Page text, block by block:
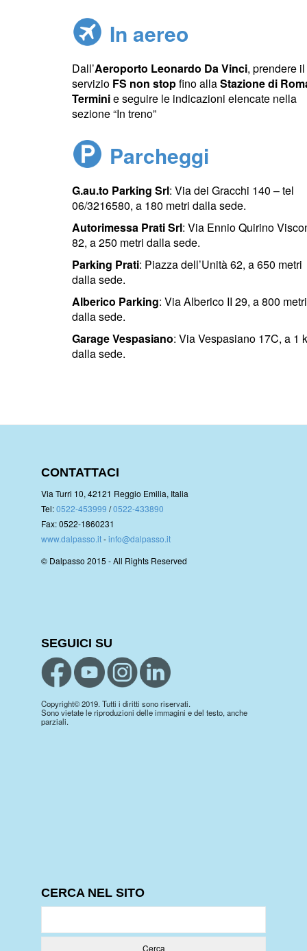
In aereo
Dall’Aeroporto Leonardo Da Vinci, prendere il
servizio FS non stopfino allaStazione di
Terminie seguire le indicazioni elencate nella
sezione “In treno”
Parcheggi
G.au.to Parking Srl: Via dei Gracchi 140 – tel
06/3216580, a 180 metri dalla sede.
Autorimessa Prati Srl: Via Ennio Quirino
82, a 250 metri dalla sede.
Parking Prati: Piazza dell’Unità 62, a 650 metri
dalla sede.
Alberico Parking: Via Alberico II 29, a 800 metri
dalla sede.
Garage Vespasiano: Via Vespasiano 17C, a 1
dalla sede.
CONTATTACI
Via Turri 10, 42121 Reggio Emilia, Italia
Tel:0522-453999 /0522-433890
Fax: 0522-1860231
www.dalpasso.it-info@dalpasso.it
© Dalpasso 2015 - All Rights Reserved
SEGUICI SU
Copyright© 2019. Tutti i diritti sono riservati.
Sono vietate le riproduzioni delle immagini e del testo, anche
parziali.
CERCA NEL SITO